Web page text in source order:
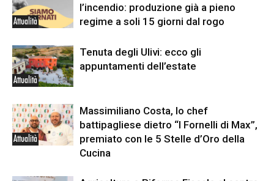
Attualità
l’incendio: produzione già a pieno
regime a soli 15 giorni dal rogo
Attualità
Tenuta degli Ulivi: ecco gli
appuntamenti dell’estate
Attualità
Massimiliano Costa, lo chef
battipagliese dietro “I Fornelli di Max”,
premiato con le 5 Stelle d’Oro della
Cucina